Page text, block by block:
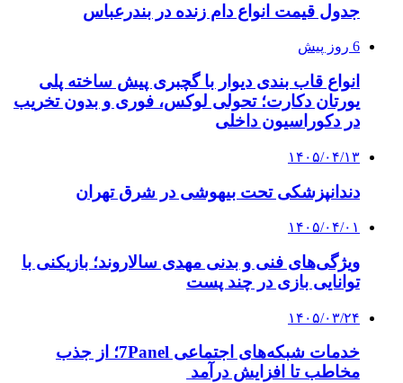
جدول قیمت انواع دام زنده در بندرعباس
6 روز پیش
انواع قاب بندی دیوار با گچبری پیش ساخته پلی
یورتان دکارت؛ تحولی لوکس، فوری و بدون تخریب
در دکوراسیون داخلی
۱۴۰۵/۰۴/۱۳
دندانپزشکی تحت بیهوشی در شرق تهران
۱۴۰۵/۰۴/۰۱
ویژگی‌های فنی و بدنی مهدی سالاروند؛ بازیکنی با
توانایی بازی در چند پست
۱۴۰۵/۰۳/۲۴
خدمات شبکه‌های اجتماعی 7Panel؛ از جذب
مخاطب تا افزایش درآمد